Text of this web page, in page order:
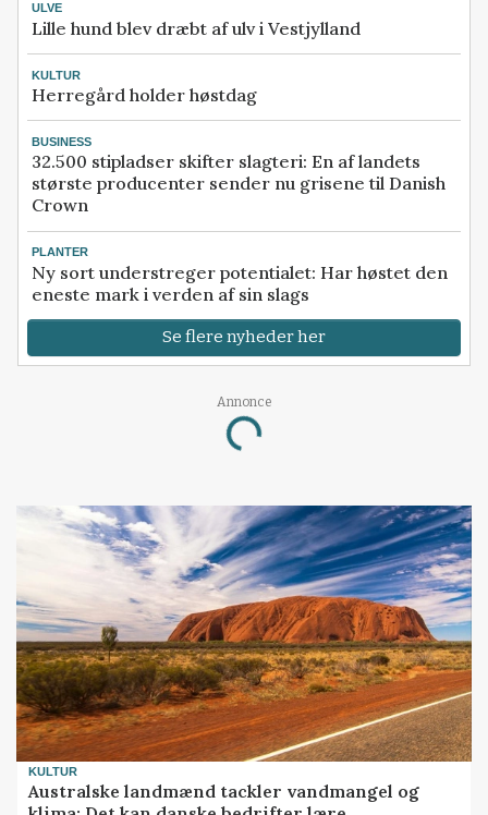
ULVE
Lille hund blev dræbt af ulv i Vestjylland
KULTUR
Herregård holder høstdag
BUSINESS
32.500 stipladser skifter slagteri: En af landets
største producenter sender nu grisene til Danish
Crown
PLANTER
Ny sort understreger potentialet: Har høstet den
eneste mark i verden af sin slags
Se flere nyheder her
Annonce
Loading...
KULTUR
Australske landmænd tackler vandmangel og